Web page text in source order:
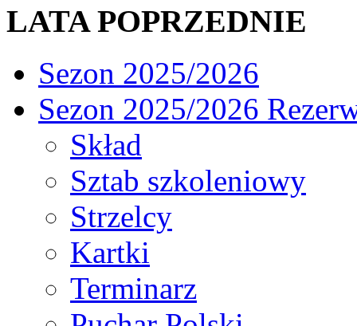
LATA POPRZEDNIE
Sezon 2025/2026
Sezon 2025/2026
Skład
Sztab szkoleniowy
Strzelcy
Kartki
Terminarz